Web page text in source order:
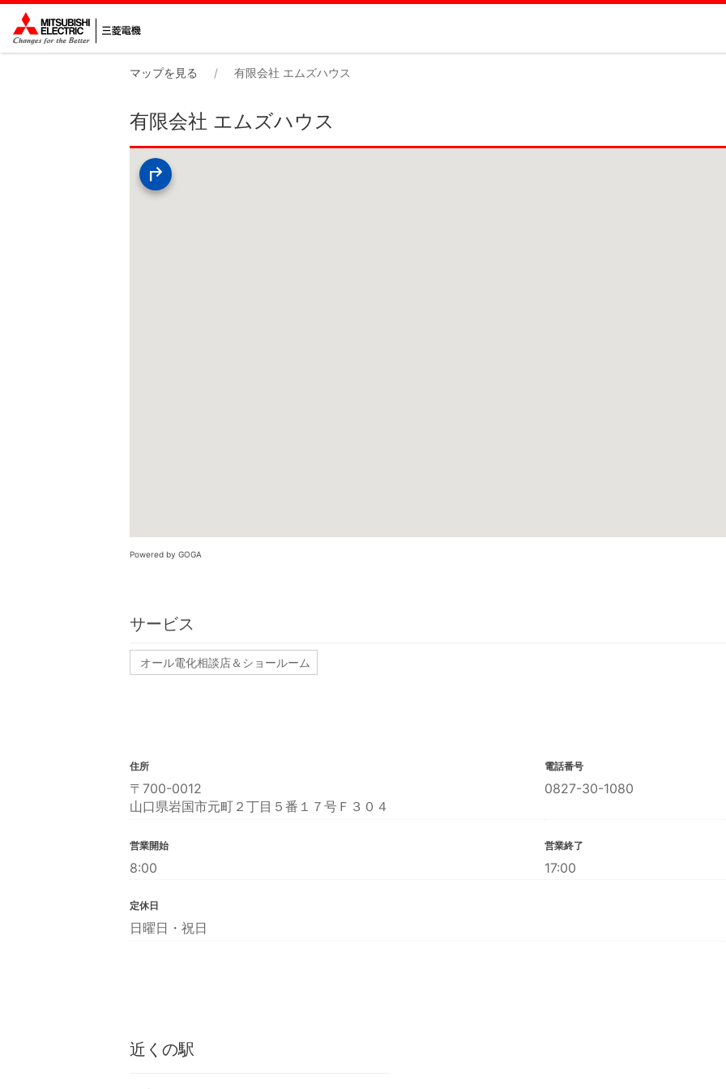
マップを見る 有限会社 エムズハウス
有限会社 エムズハウス
Powered by GOGA
サービス
オール電化相談店＆ショールーム
住所
〒700-0012
山口県岩国市元町２丁目５番１７号Ｆ３０４
電話番号
0827-30-1080
営業開始
8:00
営業終了
17:00
定休日
日曜日・祝日
近くの駅